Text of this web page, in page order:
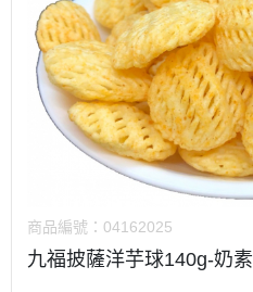
商品編號： 04162025
九福披薩洋芋球140g-奶素